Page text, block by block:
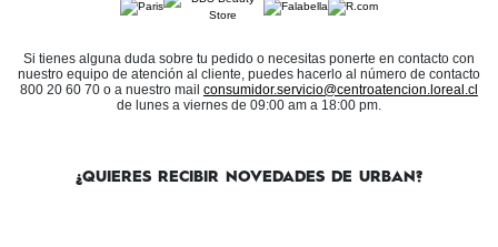
Si tienes alguna duda sobre tu pedido o necesitas ponerte en contacto con
nuestro equipo de atención al cliente, puedes hacerlo al número de contacto
800 20 60 70 o a nuestro mail consumidor.servicio@centroatencion.loreal.cl
de lunes a viernes de 09:00 am a 18:00 pm.
¿QUIERES RECIBIR NOVEDADES DE URBAN?